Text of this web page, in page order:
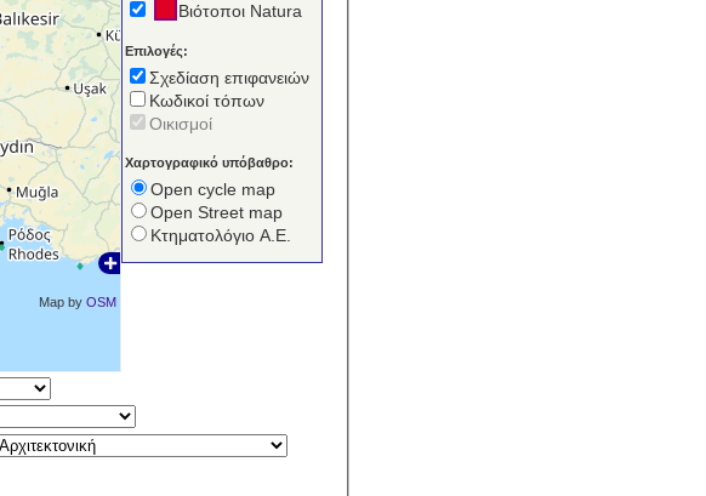
Map byOSM
Βιότοποι Natura
Επιλογές:
Σχεδίαση επιφανειών
Κωδικοί τόπων
Οικισμοί
Χαρτογραφικό υπόβαθρο:
Open cycle map
Open Street map
Κτηματολόγιο Α.Ε.